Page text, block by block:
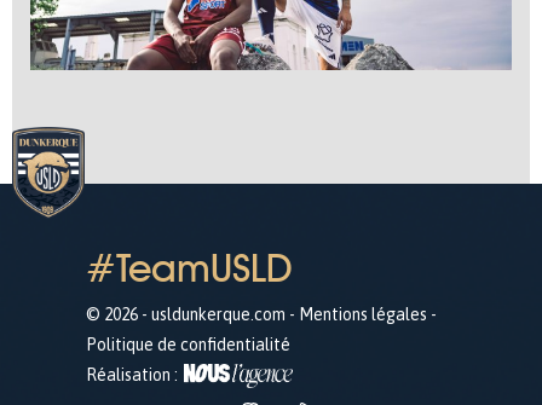
#TeamUSLD
© 2026 - usldunkerque.com - Mentions légales -
Politique de confidentialité
Réalisation :